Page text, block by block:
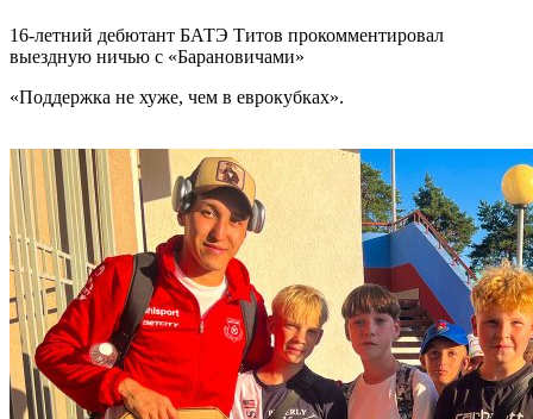
16-летний дебютант БАТЭ Титов прокомментировал
выездную ничью с «Барановичами»
«Поддержка не хуже, чем в еврокубках».